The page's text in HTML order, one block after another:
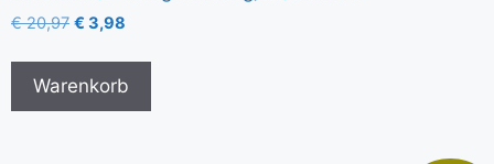
€20,97 € 3,98
Warenkorb